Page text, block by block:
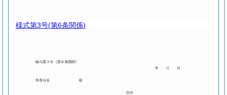
様式第3号(第6条関係)